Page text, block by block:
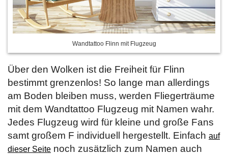
Wandtattoo Flinn mit Flugzeug
Über den Wolken ist die Freiheit für Flinn
bestimmt grenzenlos! So lange man allerdings
am Boden bleiben muss, werden Fliegerträume
mit dem Wandtattoo Flugzeug mit Namen wahr.
Jedes Flugzeug wird für kleine und große Fans
samt großem F individuell hergestellt. Einfach auf
dieser Seite noch zusätzlich zum Namen auch